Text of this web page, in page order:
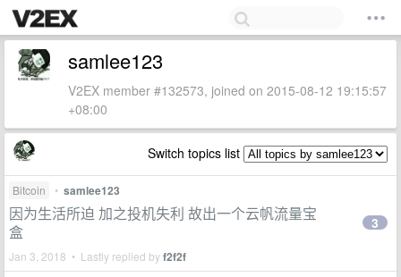
samlee123
V2EX member #132573, joined on 2015-08-12 19:15:57
+08:00
Switch topics list
Bitcoin • samlee123
因为生活所迫 加之投机失利 故出一个云帆流量宝
盒
Jan 3, 2018 • Lastly replied byf2f2f
3